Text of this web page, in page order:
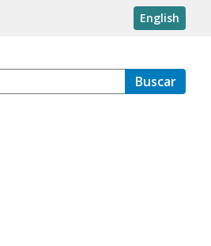
English
Buscar